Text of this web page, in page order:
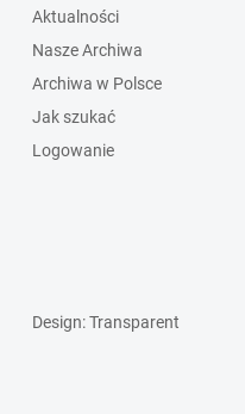
Aktualności
Nasze Archiwa
Archiwa w Polsce
Jak szukać
Logowanie
Design: Transparent